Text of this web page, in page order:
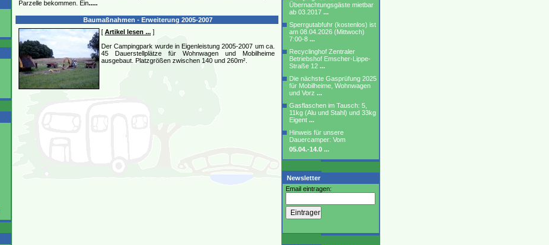
Parzelle bekommen. Ein.....
Baumaßnahmen - Erweiterung 2005-2007
[ Artikel lesen ... ]
Der Campingpark wurde in Eigenleistung 2005-2007 um ca.
45 Dauerstellplätze für Wohnwagen und Mobilheime
ausgebaut. Platzgrößen zwischen 140 und 260m².
Übernachtungsgäste mietbar
ab 03.2017 ...
Sperrgutabfuhr (kostenlos) ist
am 08.04.2026 (Mittwoch)
7:00-8 ...
Recyclinghof Zentraler
Betriebshof Emscher-Lippe-
Straße 12 ...
Die nächste Gasprüfung 2025
für Mobilheime, Wohnwagen
und Vorz ...
Gasflaschen im Tausch: 5,
11kg (Alu und Stahl) und 33kg
Eigent ...
Hinweis für unsere
Dauercamper: Vom
05.04.-14.0 ...
Newsletter
Email eintragen: